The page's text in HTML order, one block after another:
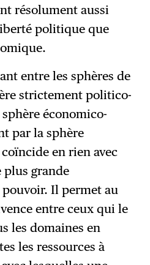
résolument aussi
politique que
entre les sphères de
strictement politico-
économico-
par la sphère
en rien avec
grande
Il permet au
entre ceux qui le
les domaines en
les ressources à